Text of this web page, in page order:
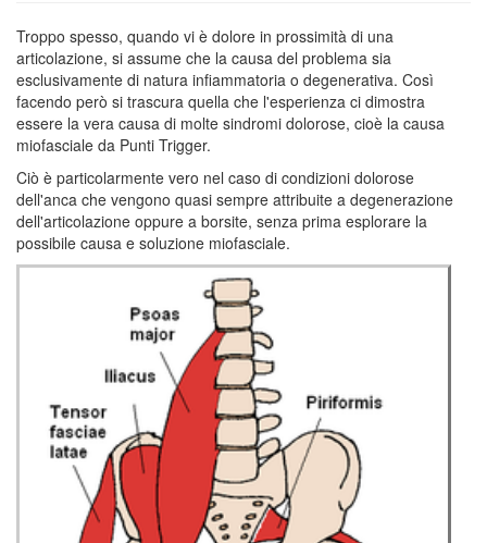
Troppo spesso, quando vi è dolore in prossimità di una
articolazione, si assume che la causa del problema sia
esclusivamente di natura infiammatoria o degenerativa. Così
facendo però si trascura quella che l'esperienza ci dimostra
essere la vera causa di molte sindromi dolorose, cioè la causa
miofasciale da Punti Trigger.
Ciò è particolarmente vero nel caso di condizioni dolorose
dell'anca che vengono quasi sempre attribuite a degenerazione
dell'articolazione oppure a borsite, senza prima esplorare la
possibile causa e soluzione miofasciale.